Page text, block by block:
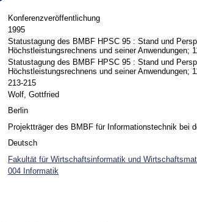
Konferenzveröffentlichung
1995
Statustagung des BMBF HPSC 95 : Stand und
Höchstleistungsrechnens und seiner Anwendungen;
Statustagung des BMBF HPSC 95 : Stand und
Höchstleistungsrechnens und seiner Anwendungen;
213-215
Wolf, Gottfried
Berlin
Projektträger des BMBF für Informationstechnik bei
Deutsch
Fakultät für Wirtschaftsinformatik und
004 Informatik